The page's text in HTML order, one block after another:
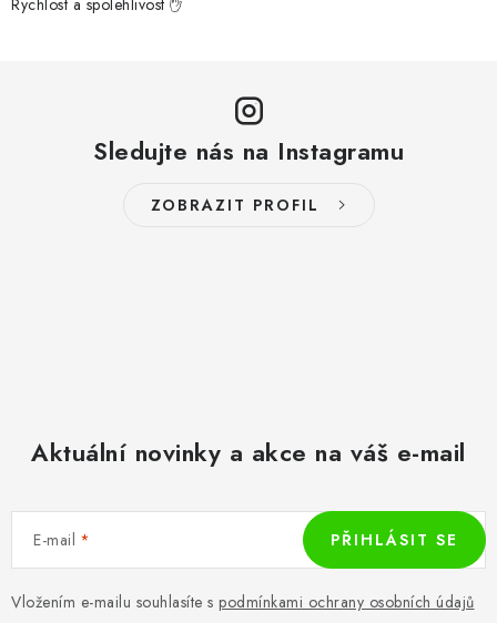
Rychlost a spolehlivost ✋
Sledujte nás na Instagramu
ZOBRAZIT PROFIL
Aktuální novinky a akce na váš e-mail
E-mail
Vložením e-mailu souhlasíte s podmínkami ochrany osobních údajů
PŘIHLÁSIT SE